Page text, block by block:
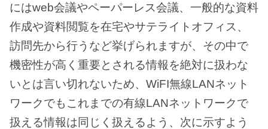
にはweb会議やペーパーレス会議、一般的な資料
作成や資料閲覧を在宅やサテライトオフィス、
訪問先から行うなど挙げられますが、その中で
機密性が高く重要とされる情報を絶対に扱わな
いとは言い切れないため、WiFI無線LANネット
ワークでもこれまでの有線LANネットワークで
扱える情報は同じく扱えるよう、次に示すよう